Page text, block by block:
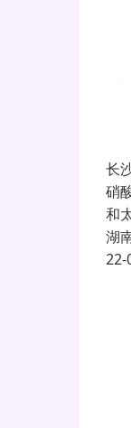
长
硝
和
湖
22-